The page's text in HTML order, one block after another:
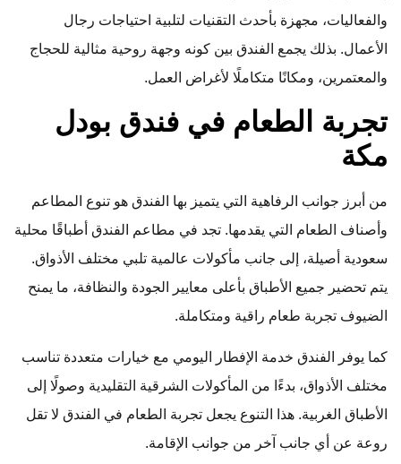
والفعاليات، مجهزة بأحدث التقنيات لتلبية احتياجات رجال
الأعمال. بذلك يجمع الفندق بين كونه وجهة روحية مثالية للحجاج
والمعتمرين، ومكانًا متكاملًا لأغراض العمل.
تجربة الطعام في فندق بودل
مكة
من أبرز جوانب الرفاهية التي يتميز بها الفندق هو تنوع المطاعم
وأصناف الطعام التي يقدمها. تجد في مطاعم الفندق أطباقًا محلية
سعودية أصيلة، إلى جانب مأكولات عالمية تلبي مختلف الأذواق.
يتم تحضير جميع الأطباق بأعلى معايير الجودة والنظافة، ما يمنح
الضيوف تجربة طعام راقية ومتكاملة.
كما يوفر الفندق خدمة الإفطار اليومي مع خيارات متعددة تناسب
مختلف الأذواق، بدءًا من المأكولات الشرقية التقليدية وصولًا إلى
الأطباق الغربية. هذا التنوع يجعل تجربة الطعام في الفندق لا تقل
روعة عن أي جانب آخر من جوانب الإقامة.